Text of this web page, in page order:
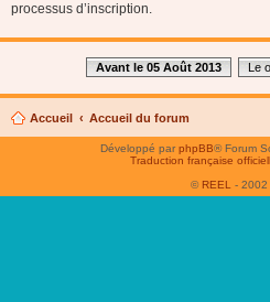
processus d’inscription.
Avant le 05 Août 2013 Le
Accueil Accueil du forum
Développé parphpBB® Forum
Traduction française
© REEL - 2002